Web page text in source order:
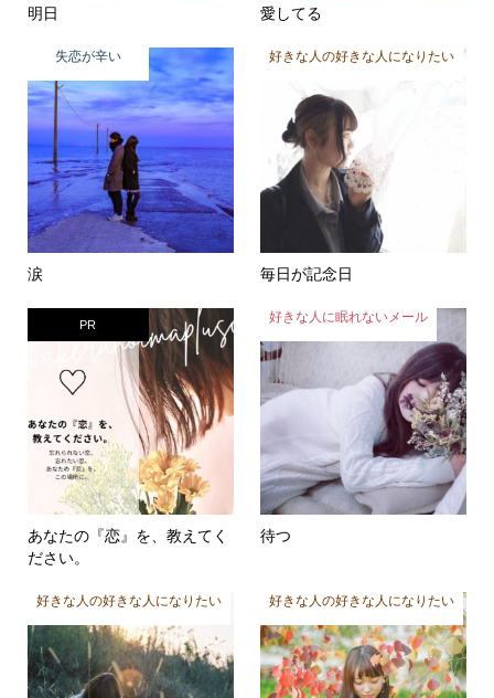
明日 愛してる
失恋が辛い
涙
好きな人の好きな人になりたい
毎日が記念日
PR
あなたの『恋』を、教えてく
ださい。
好きな人に眠れないメール
待つ
好きな人の好きな人になりたい 好きな人の好きな人になりたい